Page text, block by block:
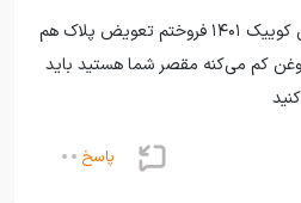
سلام و عرض ادب ۴۵ روز پیش کوییک ۱۴۰۱ فروختم تعویض پلاک هم
کم می‌کنه مقصر شما هستید باید
پاسخ